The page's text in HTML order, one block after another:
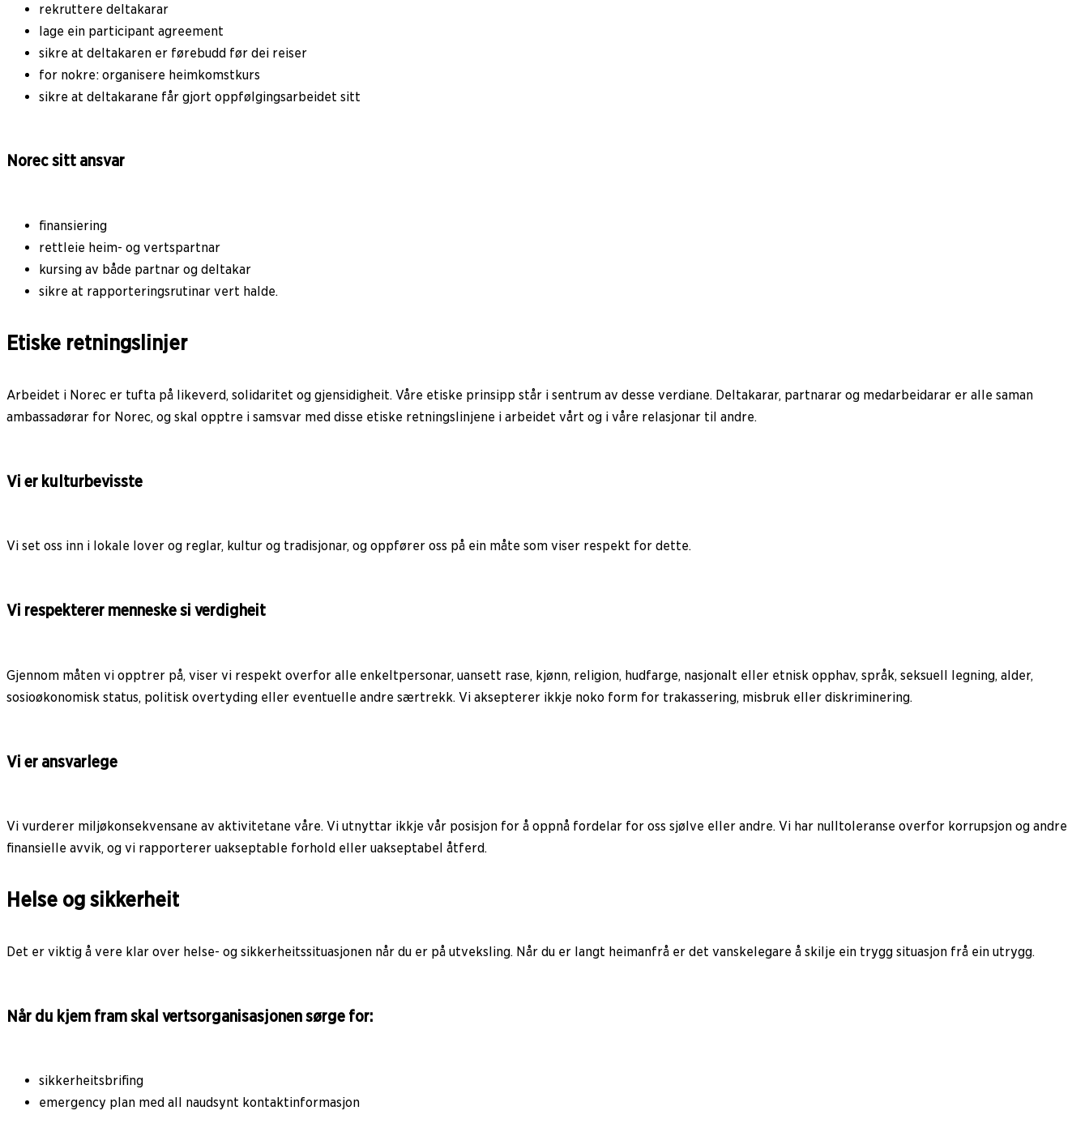
rekruttere deltakarar
lage ein participant agreement
sikre at deltakaren er førebudd før dei reiser
for nokre: organisere heimkomstkurs
sikre at deltakarane får gjort oppfølgingsarbeidet sitt
Norec sitt ansvar
finansiering
rettleie heim- og vertspartnar
kursing av både partnar og deltakar
sikre at rapporteringsrutinar vert halde.
Etiske retningslinjer
Arbeidet i Norec er tufta på likeverd, solidaritet og gjensidigheit. Våre etiske prinsipp står i sentrum av desse verdiane. Deltakarar, partnarar og medarbeidarar er alle saman
ambassadørar for Norec, og skal opptre i samsvar med disse etiske retningslinjene i arbeidet vårt og i våre relasjonar til andre.
Vi er kulturbevisste
Vi set oss inn i lokale lover og reglar, kultur og tradisjonar, og oppfører oss på ein måte som viser respekt for dette.
Vi respekterer menneske si verdigheit
Gjennom måten vi opptrer på, viser vi respekt overfor alle enkeltpersonar, uansett rase, kjønn, religion, hudfarge, nasjonalt eller etnisk opphav, språk, seksuell legning, alder,
sosioøkonomisk status, politisk overtyding eller eventuelle andre særtrekk. Vi aksepterer ikkje noko form for trakassering, misbruk eller diskriminering.
Vi er ansvarlege
Vi vurderer miljøkonsekvensane av aktivitetane våre. Vi utnyttar ikkje vår posisjon for å oppnå fordelar for oss sjølve eller andre. Vi har nulltoleranse overfor korrupsjon og andre
finansielle avvik, og vi rapporterer uakseptable forhold eller uakseptabel åtferd.
Helse og sikkerheit
Det er viktig å vere klar over helse- og sikkerheitssituasjonen når du er på utveksling. Når du er langt heimanfrå er det vanskelegare å skilje ein trygg situasjon frå ein utrygg.
Når du kjem fram skal vertsorganisasjonen sørge for:
sikkerheitsbrifing
emergency plan med all naudsynt kontaktinformasjon